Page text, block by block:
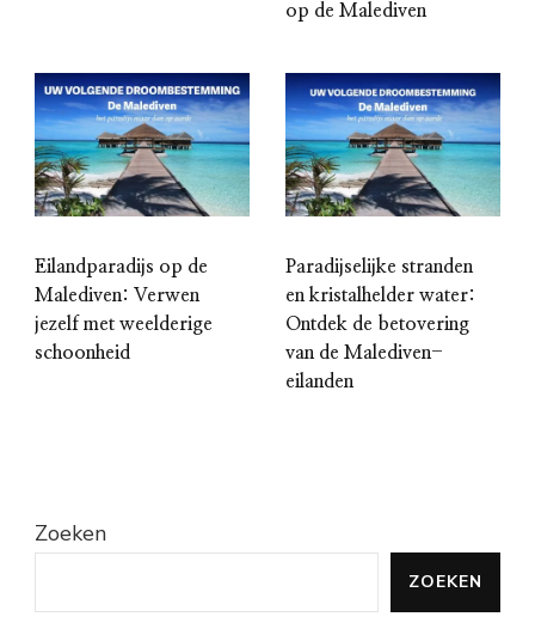
op de Malediven
Eilandparadijs op de
Malediven: Verwen
jezelf met weelderige
schoonheid
Paradijselijke stranden
en kristalhelder water:
Ontdek de betovering
van de Malediven-
eilanden
Zoeken
ZOEKEN